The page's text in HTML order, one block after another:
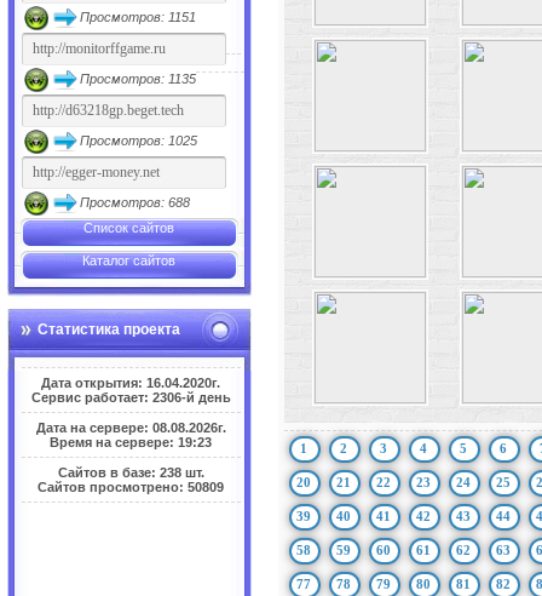
Просмотров: 1151
Просмотров: 1135
Просмотров: 1025
Просмотров: 688
Список сайтов
Каталог сайтов
Статистика проекта
Дата открытия: 16.04.2020г.
Сервис работает: 2306-й день
Дата на сервере: 08.08.2026г.
Время на сервере: 19:23
Сайтов в базе: 238 шт.
Сайтов просмотрено: 50809
1 2 3 4 5 6
20 21 22 23 24 25
39 40 41 42 43 44
58 59 60 61 62 63
77 78 79 80 81 82